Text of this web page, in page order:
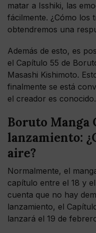
matar a Isshiki, las
fácilmente. ¿Cómo los
obtendremos una
Además de esto, es
el Capítulo 55 de
Masashi Kishimoto.
finalmente se está
el creador es conocido.
Boruto Manga
lanzamiento:
aire?
Normalmente, el
capítulo entre el 18 y
cuenta que no hay
lanzamiento, el
lanzará el 19 de